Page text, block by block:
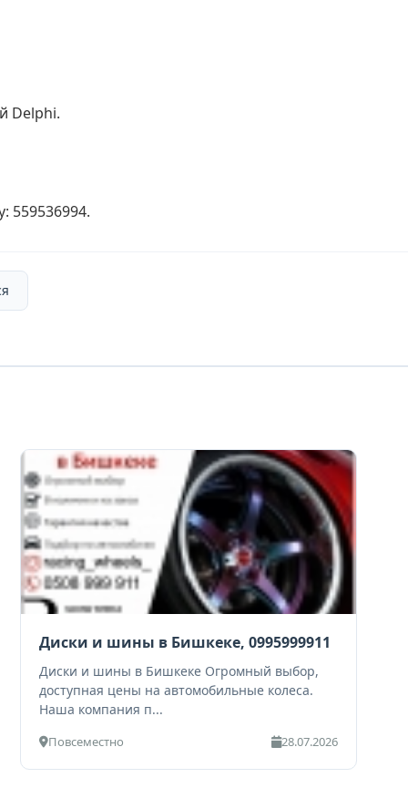
Delphi.
559536994.
Диски и шины в Бишкеке, 0995999911
Диски и шины в Бишкеке Огромный выбор,
доступная цены на автомобильные колеса.
Наша компания п...
Повсеместно 28.07.2026